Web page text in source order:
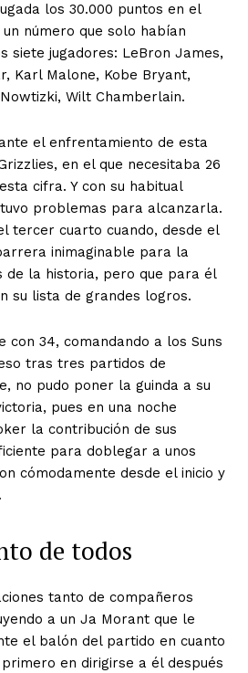
los 30.000 puntos en el
número que solo habían
siete jugadores: LeBron James,
Karl Malone, Kobe Bryant,
Wilt Chamberlain.
el enfrentamiento de esta
en el que necesitaba 26
cifra. Y con su habitual
problemas para alcanzarla.
tercer cuarto cuando, desde el
inimaginable para la
de la historia, pero que para él
su lista de grandes logros.
con 34, comandando a los Suns
tras tres partidos de
no pudo poner la guinda a su
pues en una noche
la contribución de sus
para doblegar a unos
cómodamente desde el inicio y
de todos
tanto de compañeros
a un Ja Morant que le
el balón del partido en cuanto
en dirigirse a él después